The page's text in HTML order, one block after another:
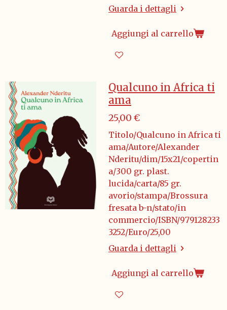
Guarda i dettagli
Aggiungi al carrello
Qualcuno in Africa ti
ama
25,00 €
Titolo/Qualcuno in Africa ti
ama/Autore/Alexander
Nderitu/dim/15x21/copertin
a/300 gr. plast.
lucida/carta/85 gr.
avorio/stampa/Brossura
fresata b-n/stato/in
commercio/ISBN/979128233
3252/Euro/25,00
Guarda i dettagli
Aggiungi al carrello